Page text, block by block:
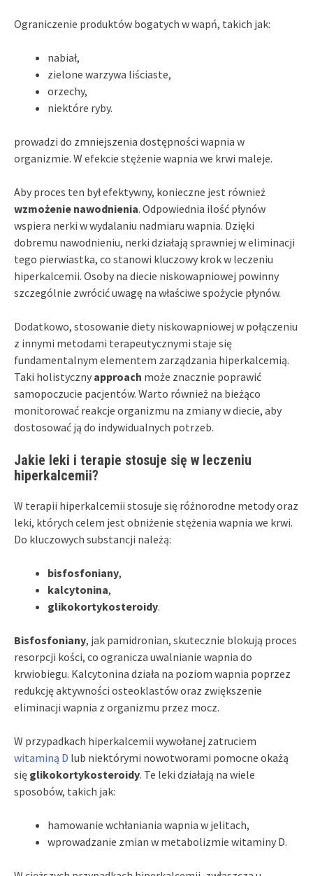
Ograniczenie produktów bogatych w wapń, takich jak:
nabiał,
zielone warzywa liściaste,
orzechy,
niektóre ryby.
prowadzi do zmniejszenia dostępności wapnia w
organizmie. W efekcie stężenie wapnia we krwi maleje.
Aby proces ten był efektywny, konieczne jest również
wzmożenie nawodnienia. Odpowiednia ilość płynów
wspiera nerki w wydalaniu nadmiaru wapnia. Dzięki
dobremu nawodnieniu, nerki działają sprawniej w eliminacji
tego pierwiastka, co stanowi kluczowy krok w leczeniu
hiperkalcemii. Osoby na diecie niskowapniowej powinny
szczególnie zwrócić uwagę na właściwe spożycie płynów.
Dodatkowo, stosowanie diety niskowapniowej w połączeniu
z innymi metodami terapeutycznymi staje się
fundamentalnym elementem zarządzania hiperkalcemią.
Taki holistyczny approach może znacznie poprawić
samopoczucie pacjentów. Warto również na bieżąco
monitorować reakcje organizmu na zmiany w diecie, aby
dostosować ją do indywidualnych potrzeb.
Jakie leki i terapie stosuje się w leczeniu
hiperkalcemii?
W terapii hiperkalcemii stosuje się różnorodne metody oraz
leki, których celem jest obniżenie stężenia wapnia we krwi.
Do kluczowych substancji należą:
bisfosfoniany,
kalcytonina,
glikokortykosteroidy.
Bisfosfoniany, jak pamidronian, skutecznie blokują proces
resorpcji kości, co ogranicza uwalnianie wapnia do
krwiobiegu. Kalcytonina działa na poziom wapnia poprzez
redukcję aktywności osteoklastów oraz zwiększenie
eliminacji wapnia z organizmu przez mocz.
W przypadkach hiperkalcemii wywołanej zatruciem
witaminą D lub niektórymi nowotworami pomocne okażą
się glikokortykosteroidy. Te leki działają na wiele
sposobów, takich jak:
hamowanie wchłaniania wapnia w jelitach,
wprowadzanie zmian w metabolizmie witaminy D.